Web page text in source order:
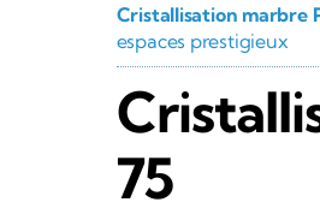
Cristallisation marbre
espaces prestigieux
75